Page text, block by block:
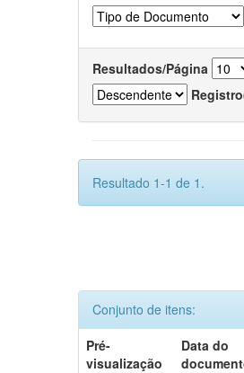
Resultados/Página
Resultado 1-1 de 1.
Conjunto de itens:
Pré-
visualização
Data do